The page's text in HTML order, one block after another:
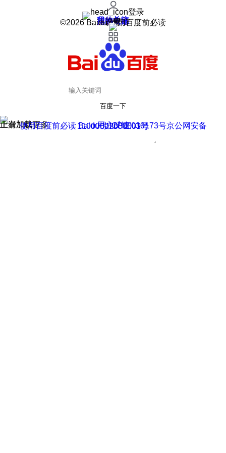
登录
我的关注
我的收藏
皮肤中心
用户反馈
设置
©2026 Baidu 使用百度前必读
百度一下
正在加载
上滑加载更多 用户反馈
使用百度前必读 Baidu 京ICP证030173号
京公网安备11000002000001号